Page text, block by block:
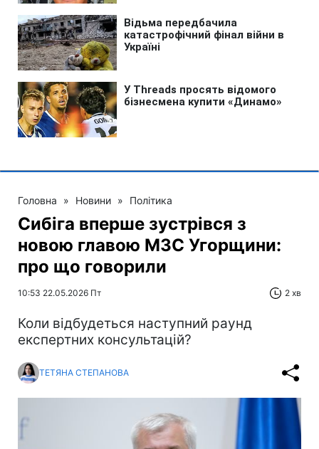
Головна » Новини » Політика
Сибіга вперше зустрівся з
новою главою МЗС Угорщини:
про що говорили
10:53 22.05.2026 Пт 2 хв
Коли відбудеться наступний раунд
експертних консультацій?
ТЕТЯНА СТЕПАНОВА